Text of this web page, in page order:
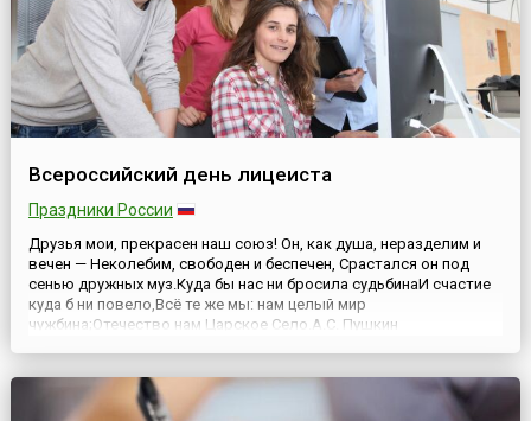
Всероссийский день лицеиста
Праздники России
Друзья мои, прекрасен наш союз! Он, как душа, неразделим и
вечен — Неколебим, свободен и беспечен, Срастался он под
сенью дружных муз.Куда бы нас ни бросила судьбинаИ счастие
куда б ни повело,Всё те же мы: нам целый мир
чужбина;Отечество нам Царское Село.А.С. Пушкин